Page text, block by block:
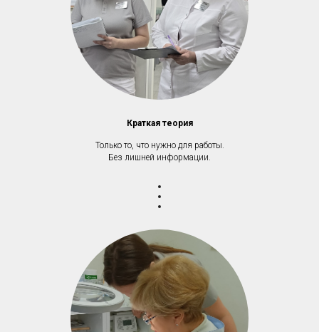
Краткая теория
Только то, что нужно для работы.
Без лишней информации.